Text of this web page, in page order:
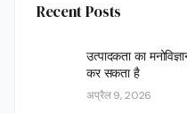
Recent Posts
उत्पादकता का
कर सकता है
अप्रैल 9, 2026